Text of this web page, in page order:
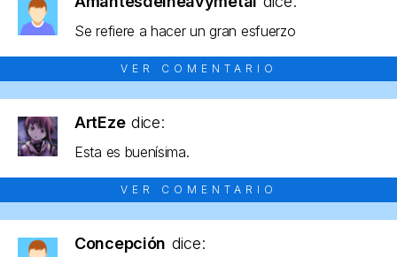
Se refiere a hacer un gran esfuerzo
VER COMENTARIO
ArtEze dice:
Esta es buenísima.
VER COMENTARIO
Concepción dice: